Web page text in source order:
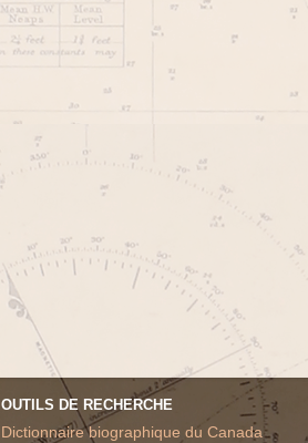
OUTILS DE RECHERCHE
Dictionnaire biographique du Canada